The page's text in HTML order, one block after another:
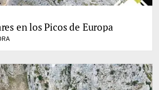
en los Picos de Europa